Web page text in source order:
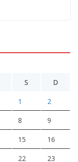
S D
1 2
8 9
15 16
22 23